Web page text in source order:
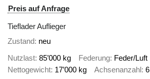
Preis auf Anfrage
Tieflader Auflieger
Zustand neu
Nutzlast 85’000 kg Federung Feder/Luft
Nettogewicht 17’000 kg Achsenanzahl 6